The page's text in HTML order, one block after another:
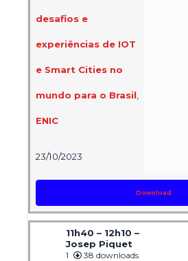
desafios e
experiências de IOT
e Smart Cities no
mundo para o Brasil
ENIC
23/10/2023
Download
11h40 – 12h10 –
Josep Piquet
1 38 downloads